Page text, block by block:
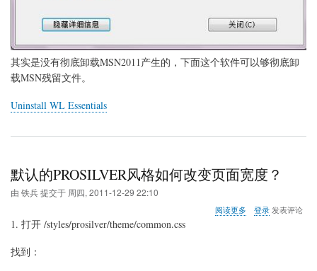
其实是没有彻底卸载MSN2011产生的，下面这个软件可以够彻底卸
载MSN残留文件。
Uninstall WL Essentials
默认的PROSILVER风格如何改变页面宽度？
由 铁兵提交于 周四, 2011-12-29 22:10
阅读更多 登录发表评论
1. 打开 /styles/prosilver/theme/common.css
找到：